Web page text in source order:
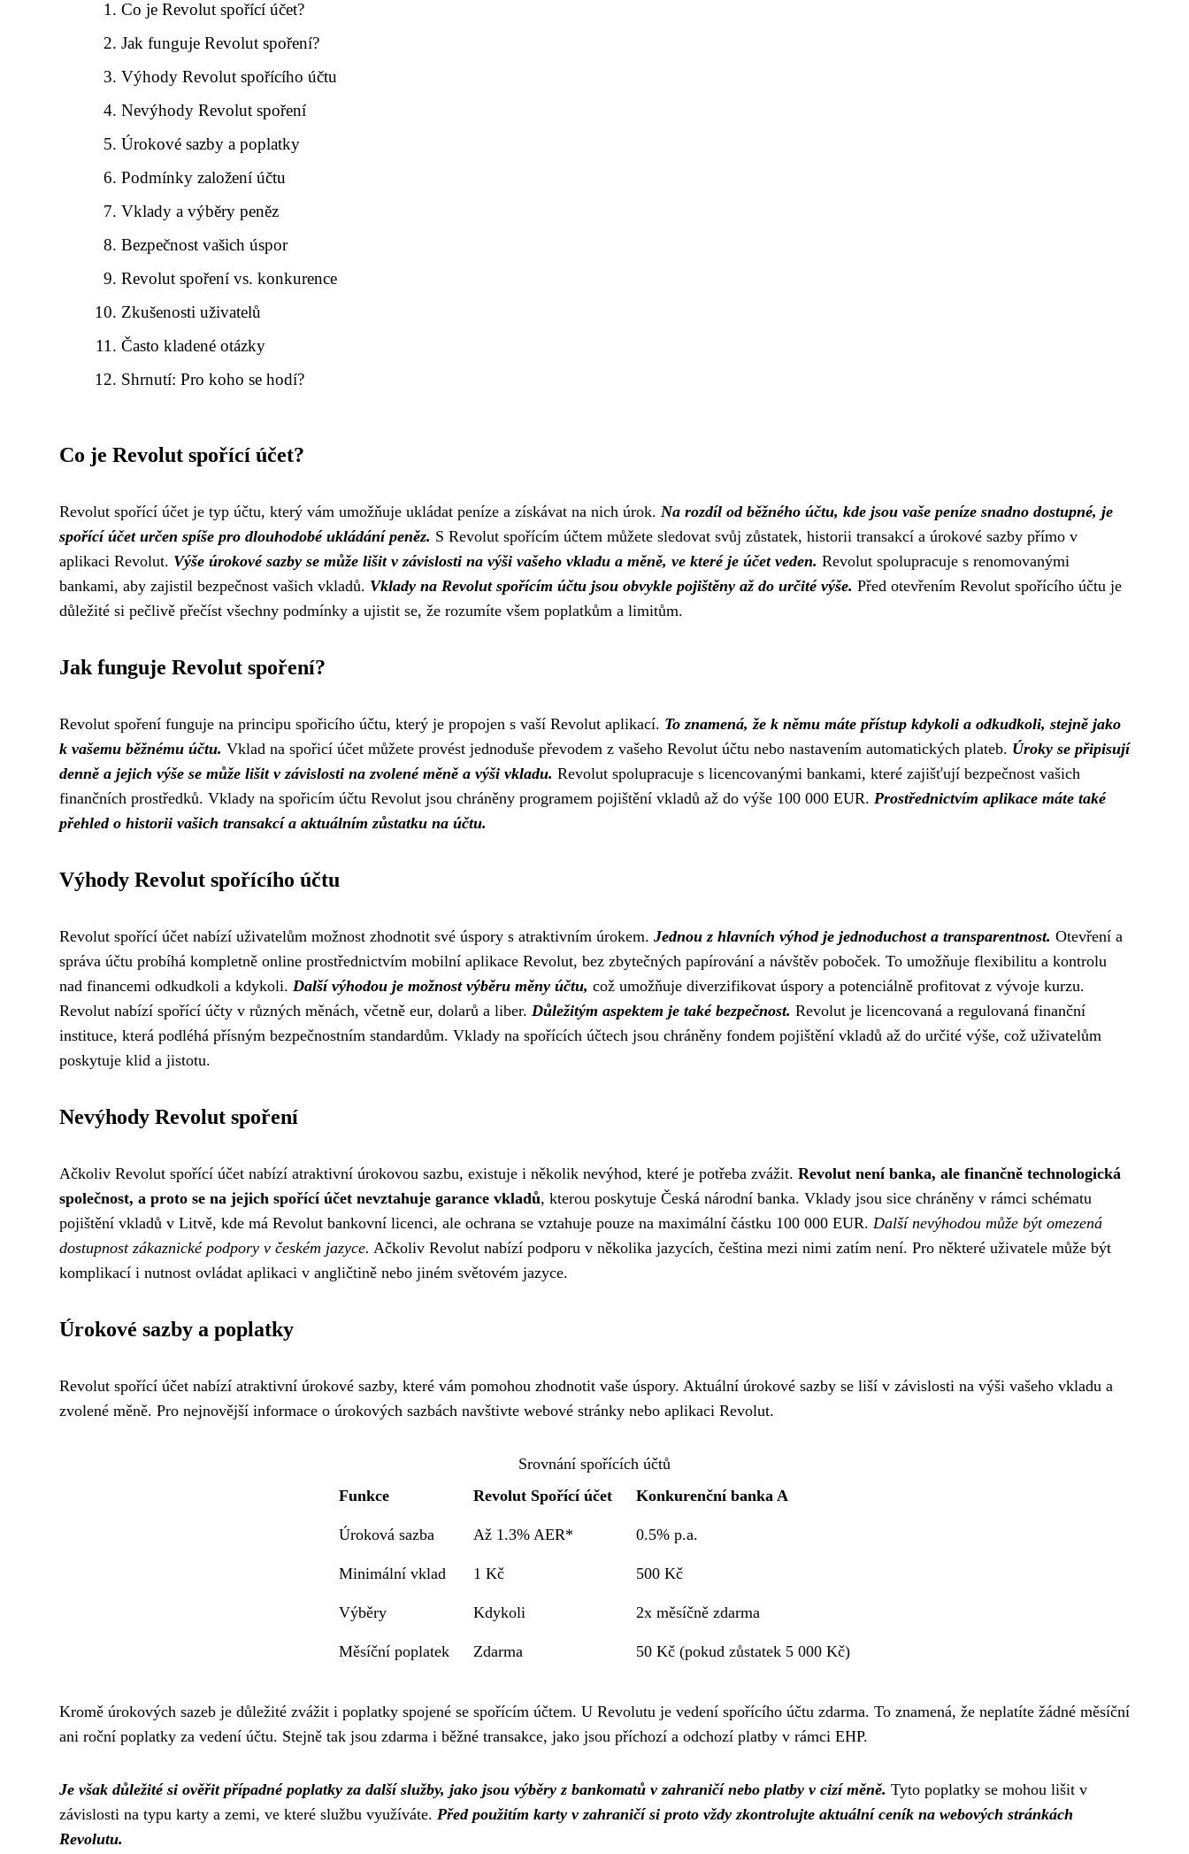
Co je Revolut spořící účet?
Jak funguje Revolut spoření?
Výhody Revolut spořícího účtu
Nevýhody Revolut spoření
Úrokové sazby a poplatky
Podmínky založení účtu
Vklady a výběry peněz
Bezpečnost vašich úspor
Revolut spoření vs. konkurence
Zkušenosti uživatelů
Často kladené otázky
Shrnutí: Pro koho se hodí?
Co je Revolut spořící účet?
Revolut spořící účet je typ účtu, který vám umožňuje ukládat peníze a získávat na nich úrok. Na rozdíl od běžného účtu, kde jsou vaše peníze snadno dostupné, je
spořící účet určen spíše pro dlouhodobé ukládání peněz. S Revolut spořícím účtem můžete sledovat svůj zůstatek, historii transakcí a úrokové sazby přímo v
aplikaci Revolut. Výše úrokové sazby se může lišit v závislosti na výši vašeho vkladu a měně, ve které je účet veden. Revolut spolupracuje s renomovanými
bankami, aby zajistil bezpečnost vašich vkladů. Vklady na Revolut spořícím účtu jsou obvykle pojištěny až do určité výše. Před otevřením Revolut spořícího účtu je
důležité si pečlivě přečíst všechny podmínky a ujistit se, že rozumíte všem poplatkům a limitům.
Jak funguje Revolut spoření?
Revolut spoření funguje na principu spořicího účtu, který je propojen s vaší Revolut aplikací. To znamená, že k němu máte přístup kdykoli a odkudkoli, stejně jako
k vašemu běžnému účtu. Vklad na spořicí účet můžete provést jednoduše převodem z vašeho Revolut účtu nebo nastavením automatických plateb. Úroky se připisují
denně a jejich výše se může lišit v závislosti na zvolené měně a výši vkladu. Revolut spolupracuje s licencovanými bankami, které zajišťují bezpečnost vašich
finančních prostředků. Vklady na spořicím účtu Revolut jsou chráněny programem pojištění vkladů až do výše 100 000 EUR. Prostřednictvím aplikace máte také
přehled o historii vašich transakcí a aktuálním zůstatku na účtu.
Výhody Revolut spořícího účtu
Revolut spořící účet nabízí uživatelům možnost zhodnotit své úspory s atraktivním úrokem. Jednou z hlavních výhod je jednoduchost a transparentnost. Otevření a
správa účtu probíhá kompletně online prostřednictvím mobilní aplikace Revolut, bez zbytečných papírování a návštěv poboček. To umožňuje flexibilitu a kontrolu
nad financemi odkudkoli a kdykoli. Další výhodou je možnost výběru měny účtu, což umožňuje diverzifikovat úspory a potenciálně profitovat z vývoje kurzu.
Revolut nabízí spořící účty v různých měnách, včetně eur, dolarů a liber. Důležitým aspektem je také bezpečnost. Revolut je licencovaná a regulovaná finanční
instituce, která podléhá přísným bezpečnostním standardům. Vklady na spořících účtech jsou chráněny fondem pojištění vkladů až do určité výše, což uživatelům
poskytuje klid a jistotu.
Nevýhody Revolut spoření
Ačkoliv Revolut spořící účet nabízí atraktivní úrokovou sazbu, existuje i několik nevýhod, které je potřeba zvážit. Revolut není banka, ale finančně technologická
společnost, a proto se na jejich spořící účet nevztahuje garance vkladů, kterou poskytuje Česká národní banka. Vklady jsou sice chráněny v rámci schématu
pojištění vkladů v Litvě, kde má Revolut bankovní licenci, ale ochrana se vztahuje pouze na maximální částku 100 000 EUR. Další nevýhodou může být omezená
dostupnost zákaznické podpory v českém jazyce. Ačkoliv Revolut nabízí podporu v několika jazycích, čeština mezi nimi zatím není. Pro některé uživatele může být
komplikací i nutnost ovládat aplikaci v angličtině nebo jiném světovém jazyce.
Úrokové sazby a poplatky
Revolut spořící účet nabízí atraktivní úrokové sazby, které vám pomohou zhodnotit vaše úspory. Aktuální úrokové sazby se liší v závislosti na výši vašeho vkladu a
zvolené měně. Pro nejnovější informace o úrokových sazbách navštivte webové stránky nebo aplikaci Revolut.
Srovnání spořících účtů
Funkce
Revolut Spořící účet Konkurenční banka A
Úroková sazba Až 1.3% AER* 0.5% p.a.
Minimální vklad 1 Kč 500 Kč
Výběry Kdykoli 2x měsíčně zdarma
Měsíční poplatek Zdarma 50 Kč (pokud zůstatek 5 000 Kč)
Kromě úrokových sazeb je důležité zvážit i poplatky spojené se spořícím účtem. U Revolutu je vedení spořícího účtu zdarma. To znamená, že neplatíte žádné měsíční
ani roční poplatky za vedení účtu. Stejně tak jsou zdarma i běžné transakce, jako jsou příchozí a odchozí platby v rámci EHP.
Je však důležité si ověřit případné poplatky za další služby, jako jsou výběry z bankomatů v zahraničí nebo platby v cizí měně. Tyto poplatky se mohou lišit v
závislosti na typu karty a zemi, ve které službu využíváte. Před použitím karty v zahraničí si proto vždy zkontrolujte aktuální ceník na webových stránkách
Revolutu.